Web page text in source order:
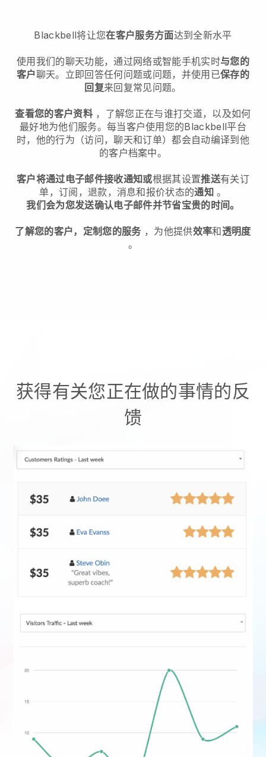
Blackbell将让您在客户服务方面达到全新水平
使用我们的聊天功能，通过网络或智能手机实时与您的
客户聊天。立即回答任何问题或问题，并使用已保存的
回复来回复常见问题。
查看您的客户资料 ，了解您正在与谁打交道，以及如何
最好地为他们服务。每当客户使用您的Blackbell平台
时，他的行为（访问，聊天和订单）都会自动编译到他
的客户档案中。
客户将通过电子邮件接收通知或根据其设置推送有关订
单，订阅，退款，消息和报价状态的通知 。
我们会为您发送确认电子邮件并节省宝贵的时间。
了解您的客户，定制您的服务 ，为他提供效率和透明度
。
获得有关您正在做的事情的反
馈